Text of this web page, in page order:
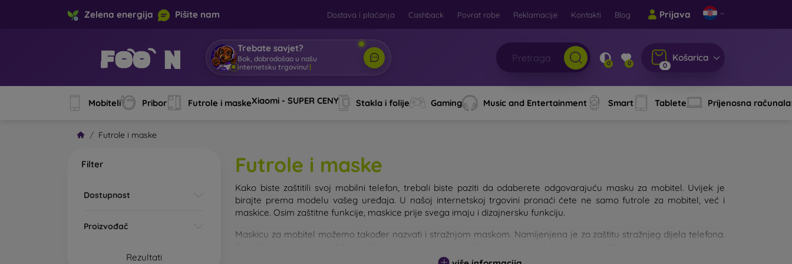
Zelena energija Pišite nam Dostava i plaćanja Cashback Povrat robe Reklamacije Kontakti Blog Prijava
Trebate savjet?
Bok, dobrodošao u našu
internetsku trgovinu! | 0 0 0
Košarica
Mobiteli Pribor Futrole i maskeXiaomi - SUPER CENY Stakla i folije Gaming Music and Entertainment Smart Tablete Prijenosna računala
Futrole i maske
Filter
Dostupnost
Proizvođač
Rezultati
Futrole i maske
Kako biste zaštitili svoj mobilni telefon, trebali biste paziti da odaberete odgovarajuću masku za mobitel. Uvijek je
birajte prema modelu vašeg uređaja. U našoj internetskoj trgovini pronaći ćete ne samo futrole za mobitel, već i
maskice. Osim zaštitne funkcije, maskice prije svega imaju i dizajnersku funkciju.
Maskicu za mobitel možemo također nazvati i stražnjom maskom. Namijenjena je za zaštitu stražnjeg dijela telefona.